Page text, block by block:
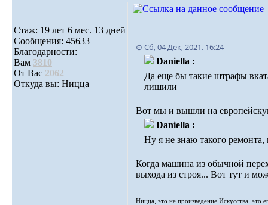
Стаж: 19 лет 6 мес. 13 дней
Сообщения: 45633
Благодарности:
Вам 3810
От Вас 2062
Откуда вы: Ницца
⊙ Сб, 04 Дек, 2021. 16:24
Daniella :
Да еще бы такие штрафы
лишили
Вот мы и вышли на
Daniella :
Ну я не знаю такого
Когда машина из обычной
выхода из строя... Вот тут и
Ницца, это не произведение Искусства, это